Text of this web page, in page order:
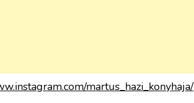
martus_hazi_konyhaja/